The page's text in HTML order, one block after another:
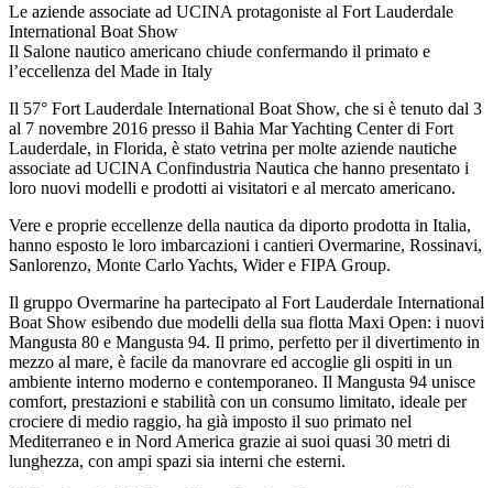
Le aziende associate ad UCINA protagoniste al Fort Lauderdale
International Boat Show
Il Salone nautico americano chiude confermando il primato e
l’eccellenza del Made in Italy
Il 57° Fort Lauderdale International Boat Show, che si è tenuto dal 3
al 7 novembre 2016 presso il Bahia Mar Yachting Center di Fort
Lauderdale, in Florida, è stato vetrina per molte aziende nautiche
associate ad UCINA Confindustria Nautica che hanno presentato i
loro nuovi modelli e prodotti ai visitatori e al mercato americano.
Vere e proprie eccellenze della nautica da diporto prodotta in Italia,
hanno esposto le loro imbarcazioni i cantieri Overmarine, Rossinavi,
Sanlorenzo, Monte Carlo Yachts, Wider e FIPA Group.
Il gruppo Overmarine ha partecipato al Fort Lauderdale International
Boat Show esibendo due modelli della sua flotta Maxi Open: i nuovi
Mangusta 80 e Mangusta 94. Il primo, perfetto per il divertimento in
mezzo al mare, è facile da manovrare ed accoglie gli ospiti in un
ambiente interno moderno e contemporaneo. Il Mangusta 94 unisce
comfort, prestazioni e stabilità con un consumo limitato, ideale per
crociere di medio raggio, ha già imposto il suo primato nel
Mediterraneo e in Nord America grazie ai suoi quasi 30 metri di
lunghezza, con ampi spazi sia interni che esterni.